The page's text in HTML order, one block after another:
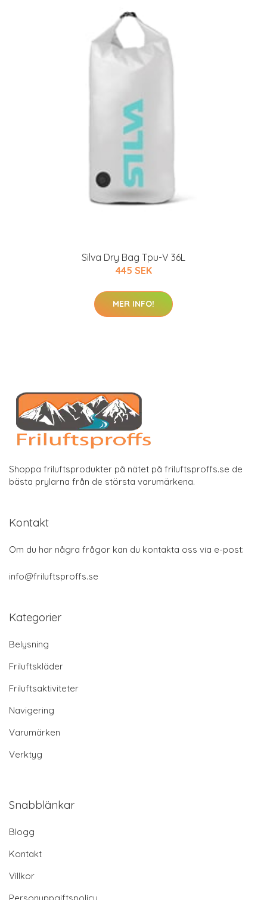
Silva Dry Bag Tpu-V 36L
445 SEK
MER INFO!
Shoppa friluftsprodukter på nätet på friluftsproffs.se de
bästa prylarna från de största varumärkena.
Kontakt
Om du har några frågor kan du kontakta oss via e-post:
info@friluftsproffs.se
Kategorier
Belysning
Friluftskläder
Friluftsaktiviteter
Navigering
Varumärken
Verktyg
Snabblänkar
Blogg
Kontakt
Villkor